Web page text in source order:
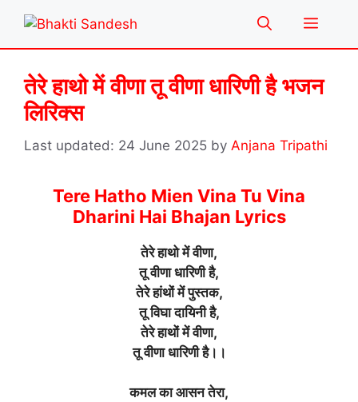
content
Menu
तेरे हाथो में वीणा तू वीणा धारिणी है भजन
लिरिक्स
24 June 2025 by Anjana Tripathi
Tere Hatho Mien Vina Tu Vina
Dharini Hai Bhajan Lyrics
तेरे हाथो में वीणा,
तू वीणा धारिणी है,
तेरे हांथों में पुस्तक,
तू विघा दायिनी है,
तेरे हाथों में वीणा,
तू वीणा धारिणी है।।
कमल का आसन तेरा,